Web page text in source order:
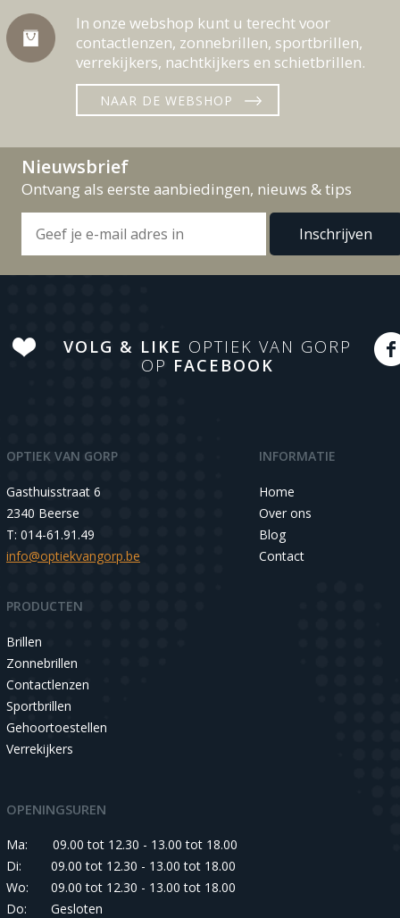
In onze webshop kunt u terecht voor
contactlenzen, zonnebrillen, sportbrillen,
verrekijkers, nachtkijkers en schietbrillen.
NAAR DE WEBSHOP
Nieuwsbrief
Ontvang als eerste aanbiedingen, nieuws & tips
VOLG & LIKE OPTIEK VAN GORP
OP FACEBOOK
OPTIEK VAN GORP
Gasthuisstraat 6
2340 Beerse
T: 014-61.91.49
info@optiekvangorp.be
INFORMATIE
Home
Over ons
Blog
Contact
PRODUCTEN
Brillen
Zonnebrillen
Contactlenzen
Sportbrillen
Gehoortoestellen
Verrekijkers
OPENINGSUREN
Ma:
09.00 tot 12.30 - 13.00 tot 18.00
Di:
09.00 tot 12.30 - 13.00 tot 18.00
Wo:
09.00 tot 12.30 - 13.00 tot 18.00
Do:
Gesloten